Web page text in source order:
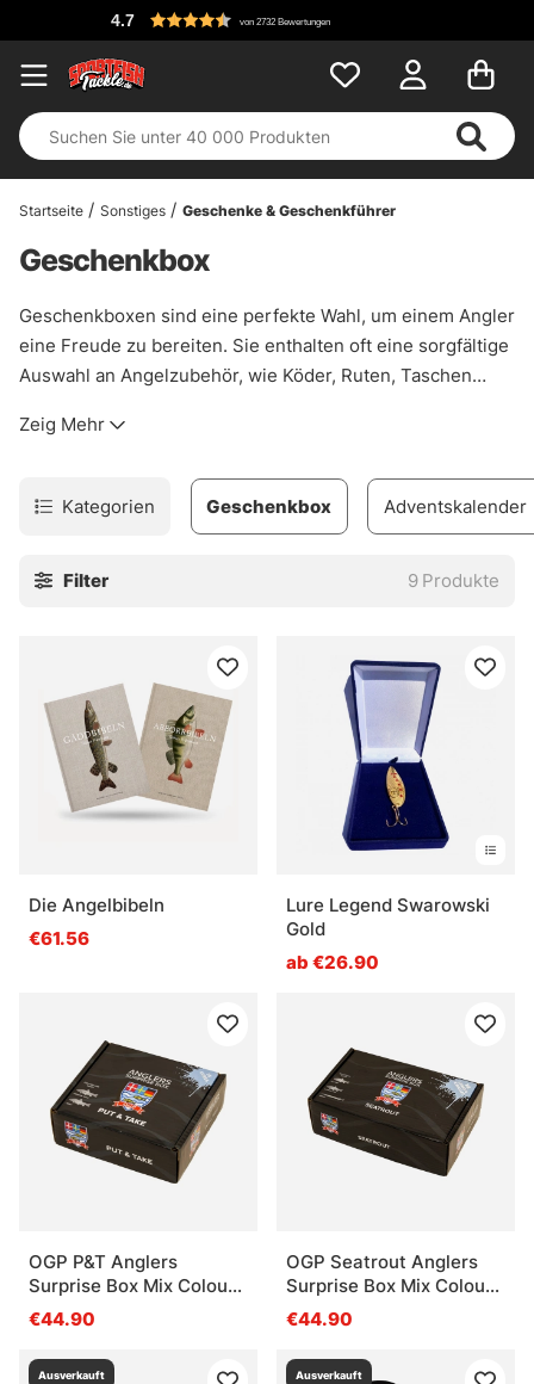
4.7 von 2732 Bewertungen
Startseite Sonstiges Geschenke & Geschenkführer
Geschenkbox
Geschenkboxen sind eine perfekte Wahl, um einem Angler
eine Freude zu bereiten. Sie enthalten oft eine sorgfältige
Auswahl an Angelzubehör, wie Köder, Ruten, Taschen
auf die Bedürfnisse des Empfängers abgestimmt werden,
eine tolle Möglichkeit, verschiedene Produkte in einem
praktischen und stilvollen Paket zu vereinen – ideal für
jemandem eine Überraschung zu bereiten!
Zeig Mehr
Kategorien Adventskalender
Geschenkbox
Filter 9 Produkte
Die Angelbibeln
€61.56
Lure Legend Swarowski
Gold
ab €26.90
OGP P&T Anglers
Surprise Box Mix Colour
& Weight 18Pcs
€44.90
OGP Seatrout Anglers
Surprise Box Mix Colour
& Weight 15Pcs
€44.90
Ausverkauft Ausverkauft